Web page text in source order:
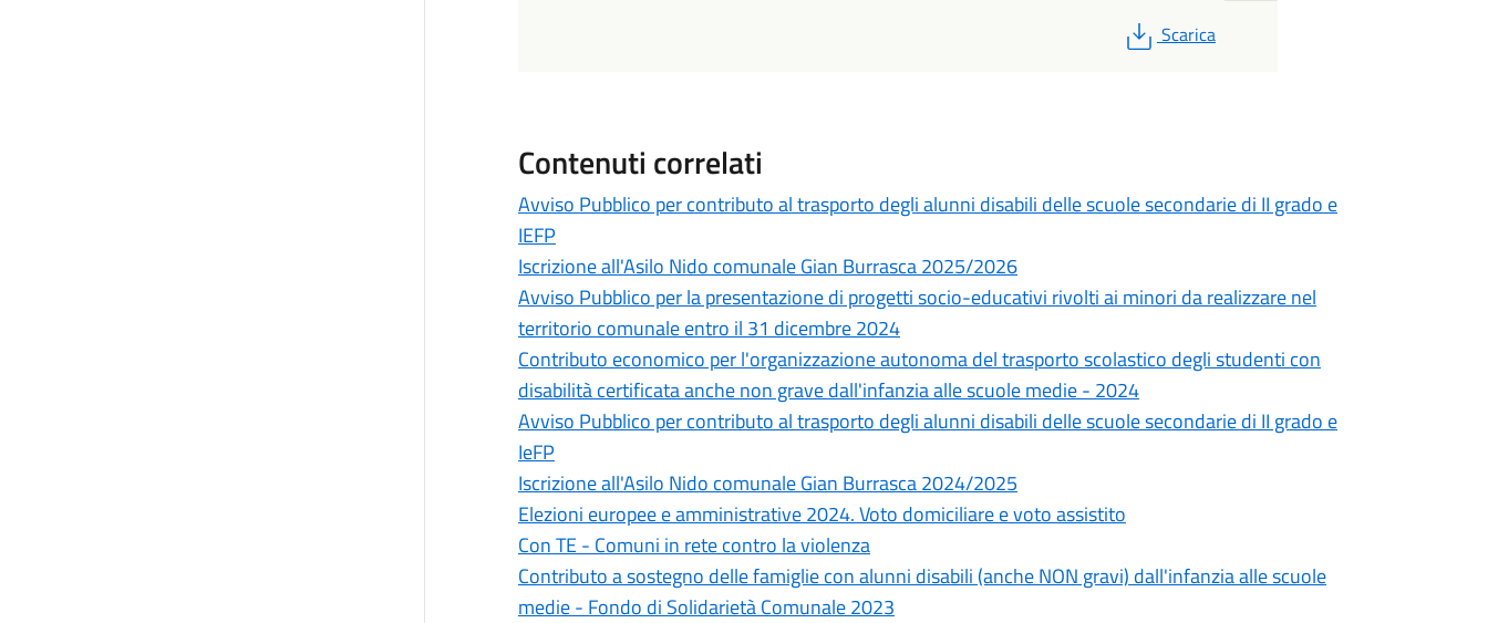
PDF
Scarica
Contenuti correlati
Avviso Pubblico per contributo al trasporto degli alunni disabili delle scuole secondarie di II grado e
IEFP
Iscrizione all'Asilo Nido comunale Gian Burrasca 2025/2026
Avviso Pubblico per la presentazione di progetti socio-educativi rivolti ai minori da realizzare nel
territorio comunale entro il 31 dicembre 2024
Contributo economico per l'organizzazione autonoma del trasporto scolastico degli studenti con
disabilità certificata anche non grave dall'infanzia alle scuole medie - 2024
Avviso Pubblico per contributo al trasporto degli alunni disabili delle scuole secondarie di II grado e
IeFP
Iscrizione all'Asilo Nido comunale Gian Burrasca 2024/2025
Elezioni europee e amministrative 2024. Voto domiciliare e voto assistito
Con TE - Comuni in rete contro la violenza
Contributo a sostegno delle famiglie con alunni disabili (anche NON gravi) dall'infanzia alle scuole
medie - Fondo di Solidarietà Comunale 2023